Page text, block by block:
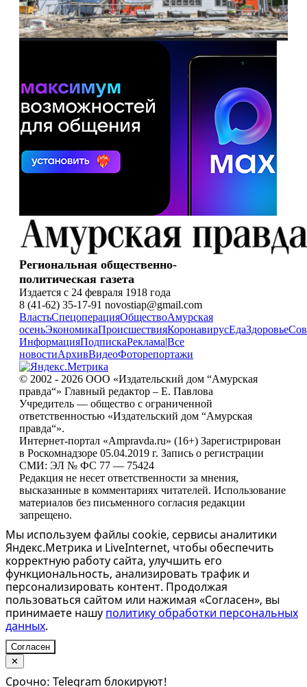
Региональная общественно-
политическая газета
Издается с 24 февраля 1918 года
8 (41-62) 35-17-91 novostiap@gmail.com
ВластьСпецоперацияОбществоАмурская
осеньЭкономикаПроисшествияКоронавирусЕдаЗдоровье
ИнформацияПодпискаРеклама|Все
новостиАрхивВидеоФоторепортажи
© 2002 - 2026 ООО «Издательский дом “Амурская
правда“» Главный редактор – Е. Павлова
Учредитель — общество с ограниченной
ответственностью «Издательский дом “Амурская
правда“».
Интернет-портал «Ampravda.ru» (16+) Зарегистрирован
в Роскомнадзоре 05.04.2019 г. Запись о регистрации
СМИ: ЭЛ № ФС 77 — 75424
Редакция не несет ответственности за мнения,
высказанные в комментариях читателей. Использование
материалов без письменного согласия редакции
запрещено.
Мы используем файлы cookie, сервисы аналитики
Яндекс.Метрика и LiveInternet, чтобы обеспечить
корректную работу сайта, улучшить его
функциональность, анализировать трафик и
персонализировать контент. Продолжая
пользоваться сайтом или нажимая «Согласен», вы
принимаете нашу политику обработки персональных
данных.
Согласен
✕
Срочно: Telegram блокируют!